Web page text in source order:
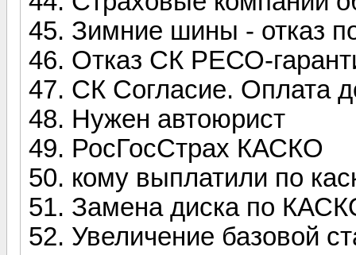
Зимние шины - отказ
Отказ СК РЕСО-
СК Согласие. Оплата
Нужен автоюрист
РосГосСтрах КАСКО
кому выплатили по
Замена диска по
Увеличение базовой